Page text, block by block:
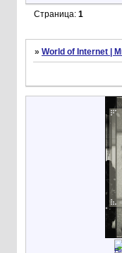
Страница: 1
» World of Internet |